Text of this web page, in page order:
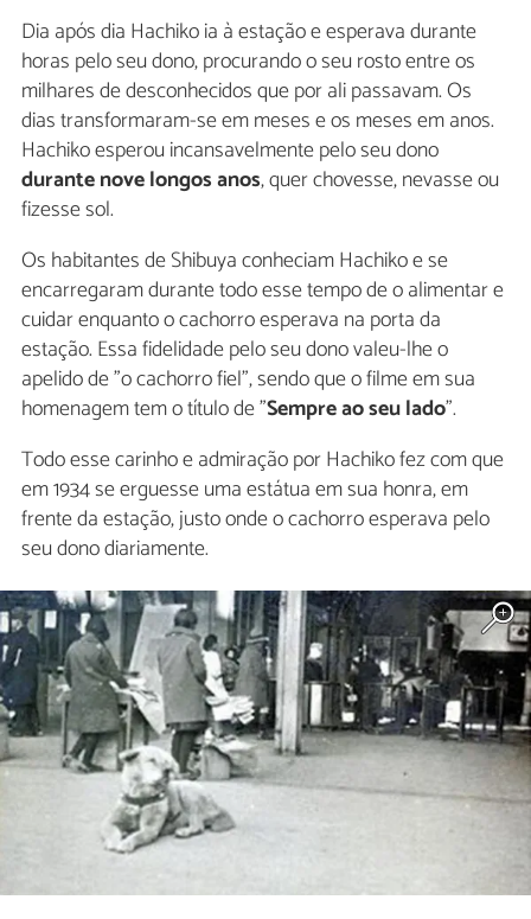
Dia após dia Hachiko ia à estação e esperava durante
horas pelo seu dono, procurando o seu rosto entre os
milhares de desconhecidos que por ali passavam. Os
dias transformaram-se em meses e os meses em anos.
Hachiko esperou incansavelmente pelo seu dono
durante nove longos anos, quer chovesse, nevasse ou
fizesse sol.
Os habitantes de Shibuya conheciam Hachiko e se
encarregaram durante todo esse tempo de o alimentar e
cuidar enquanto o cachorro esperava na porta da
estação. Essa fidelidade pelo seu dono valeu-lhe o
apelido de "o cachorro fiel", sendo que o filme em sua
homenagem tem o título de "Sempre ao seu lado".
Todo esse carinho e admiração por Hachiko fez com que
em 1934 se erguesse uma estátua em sua honra, em
frente da estação, justo onde o cachorro esperava pelo
seu dono diariamente.